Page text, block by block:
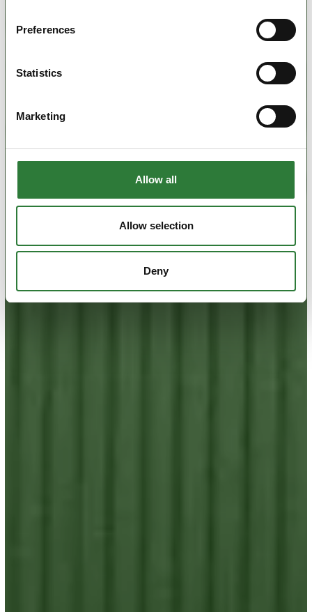
Preferences
Statistics
Marketing
Allow all
Allow selection
Deny